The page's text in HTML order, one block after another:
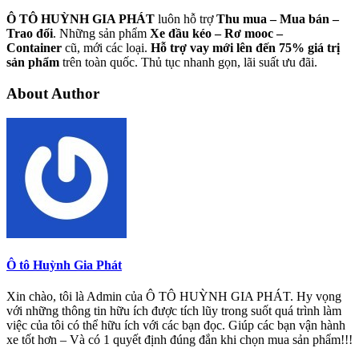
Ô TÔ HUỲNH GIA PHÁT luôn hỗ trợThu mua – Mua bán –
Trao đổi. Những sản phẩm Xe đầu kéo – Rơ mooc –
Container cũ, mới các loại. Hỗ trợ vay mới lên đến 75% giá trị
sản phẩm trên toàn quốc. Thủ tục nhanh gọn, lãi suất ưu đãi.
About Author
Ô tô Huỳnh Gia Phát
Xin chào, tôi là Admin của Ô TÔ HUỲNH GIA PHÁT. Hy vọng
với những thông tin hữu ích được tích lũy trong suốt quá trình làm
việc của tôi có thể hữu ích với các bạn đọc. Giúp các bạn vận hành
xe tốt hơn – Và có 1 quyết định đúng đắn khi chọn mua sản phẩm!!!